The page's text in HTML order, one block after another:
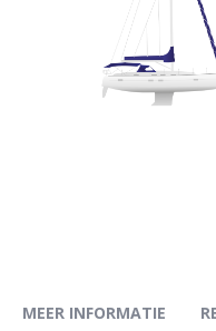
MEER INFORMATIE